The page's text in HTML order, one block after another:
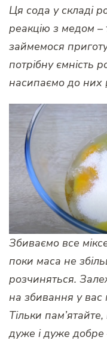
Ця сода у складі
реакцію з медом –
займемося
потрібну ємність
насипаємо до них
Збиваємо все
поки маса не
розчиняться.
на збивання у вас
Тільки
дуже і дуже